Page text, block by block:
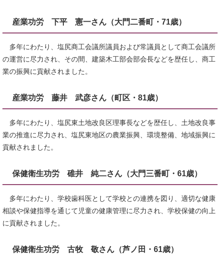
産業功労 下平 憲一さん（大門二番町・71歳）
多年にわたり、塩尻商工会議所議員および常議員として商工会議所
の運営に尽力され、その間、建築木工部会部会長などを歴任し、商工
業の振興に貢献されました。
産業功労 藤井 武彦さん（町区・81歳）
多年にわたり、塩尻東土地改良区理事長などを歴任し、土地改良事
業の推進に尽力され、塩尻東地区の農業振興、環境整備、地域振興に
貢献されました。
保健衛生功労 碓井 純二さん（大門三番町・61歳）
多年にわたり、学校歯科医として学校との連携を図り、適切な健康
相談や保健指導を通じて児童の健康管理に尽力され、学校保健の向上
に貢献されました。
保健衛生功労 古牧 敬さん（芦ノ田・61歳）